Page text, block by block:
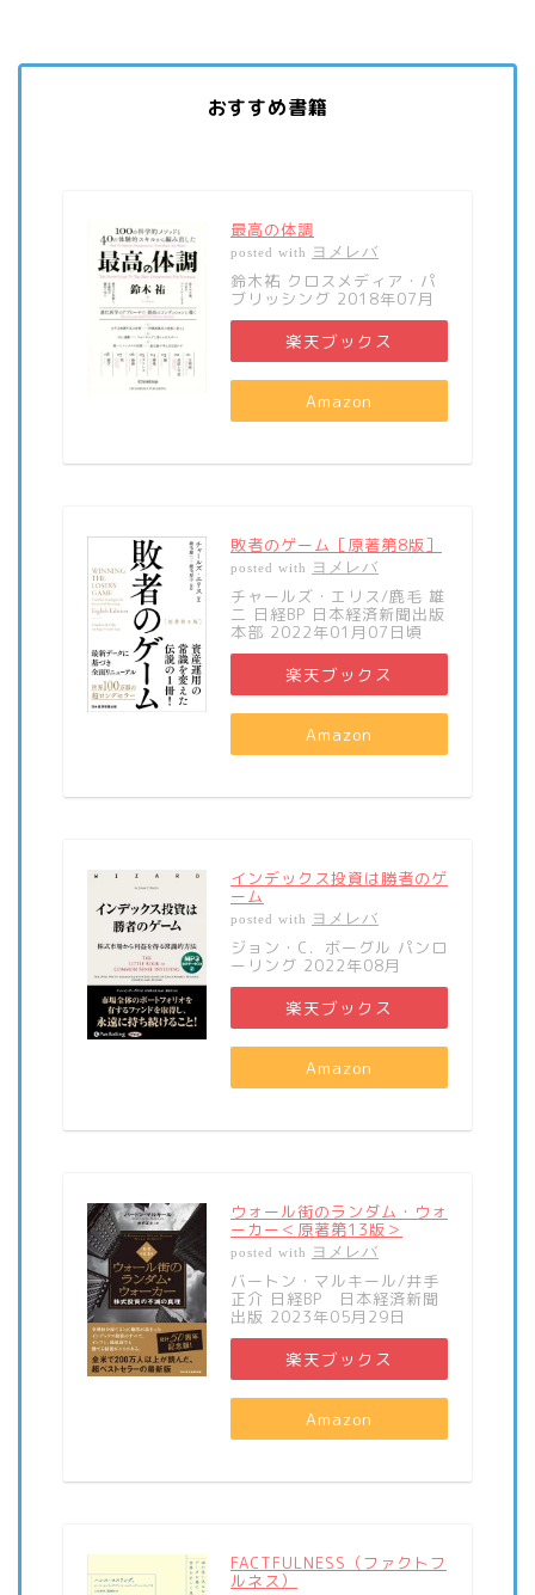
おすすめ書籍
最高の体調
posted with ヨメレバ
鈴木祐 クロスメディア・パ
ブリッシング 2018年07月
楽天ブックス
Amazon
敗者のゲーム［原著第8版］
posted with ヨメレバ
チャールズ・エリス/鹿毛 雄
二 日経BP 日本経済新聞出版
本部 2022年01月07日頃
楽天ブックス
Amazon
インデックス投資は勝者のゲ
ーム
posted with ヨメレバ
ジョン・C．ボーグル パンロ
ーリング 2022年08月
楽天ブックス
Amazon
ウォール街のランダム・ウォ
ーカー＜原著第13版＞
posted with ヨメレバ
バートン・マルキール/井手
正介 日経BP 日本経済新聞
出版 2023年05月29日
楽天ブックス
Amazon
FACTFULNESS（ファクトフ
ルネス）